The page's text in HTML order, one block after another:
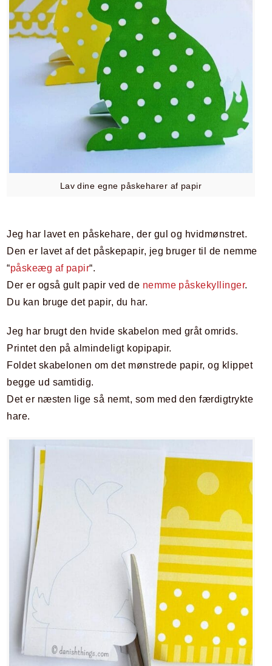
Lav dine egne påskeharer af papir
Jeg har lavet en påskehare, der gul og hvidmønstret.
Den er lavet af det påskepapir, jeg bruger til de nemme
“påskeæg af papir“.
Der er også gult papir ved de nemme påskekyllinger.
Du kan bruge det papir, du har.
Jeg har brugt den hvide skabelon med gråt omrids.
Printet den på almindeligt kopipapir.
Foldet skabelonen om det mønstrede papir, og klippet
begge ud samtidig.
Det er næsten lige så nemt, som med den færdigtrykte
hare.